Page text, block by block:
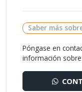
Saber más
Póngase en
información